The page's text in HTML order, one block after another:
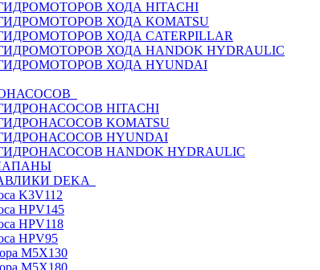
ХОДА HITACHI
ХОДА KOMATSU
ХОДА CATERPILLAR
ХОДА HANDOK HYDRAULIC
ХОДА HYUNDAI
HITACHI
KOMATSU
HYUNDAI
HANDOK HYDRAULIC
DEKA
K3V112
HPV145
HPV118
HPV95
M5X130
M5X180